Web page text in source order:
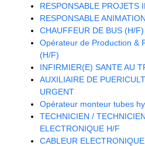
RESPONSABLE PROJETS
RESPONSABLE
CHAUFFEUR DE BUS (H/F)
Opérateur de Production &
(H/F)
INFIRMIER(E) SANTE AU
AUXILIAIRE DE
URGENT
Opérateur monteur tubes
TECHNICIEN /
ELECTRONIQUE H/F
CABLEUR